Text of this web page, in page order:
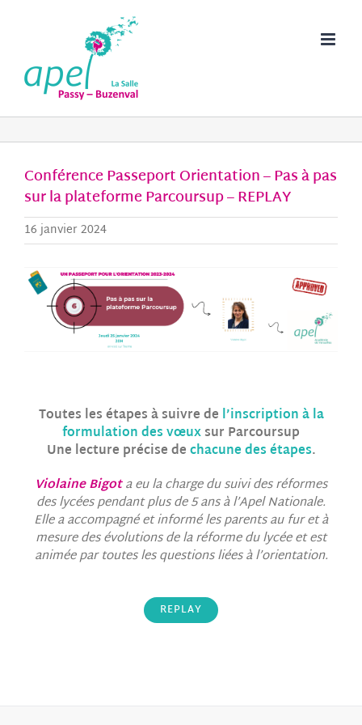
Conférence Passeport Orientation – Pas à pas
sur la plateforme Parcoursup – REPLAY
16 janvier 2024
Toutes les étapes à suivre de l’inscription à la
formulation des vœuxsur Parcoursup
Une lecture précise dechacune des étapes.
Violaine Bigota eu la charge du suivi des réformes
des lycées pendant plus de 5 ans à l’Apel Nationale.
Elle a accompagné et informé les parents au fur et à
mesure des évolutions de la réforme du lycée et est
animée par toutes les questions liées à l’orientation.
REPLAY